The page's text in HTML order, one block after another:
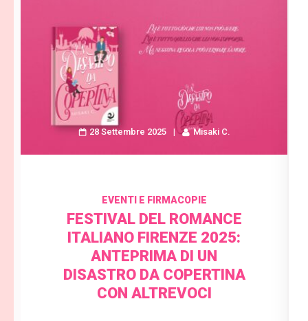
28 Settembre 2025 Misaki C.
EVENTI E FIRMACOPIE
FESTIVAL DEL ROMANCE
ITALIANO FIRENZE 2025:
ANTEPRIMA DI UN
DISASTRO DA COPERTINA
CON ALTREVOCI